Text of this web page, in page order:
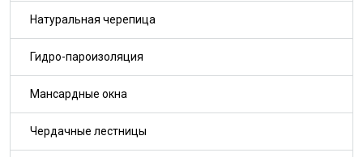
Натуральная черепица
Гидро-пароизоляция
Мансардные окна
Чердачные лестницы